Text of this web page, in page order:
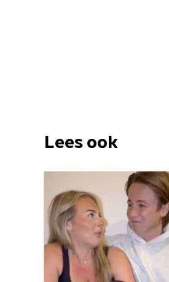
Lees ook